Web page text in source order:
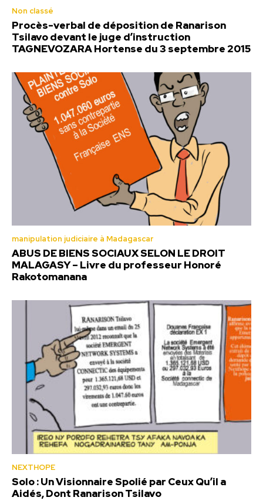
Non classé
Procès-verbal de déposition de Ranarison
Tsilavo devant le juge d’instruction
TAGNEVOZARA Hortense du 3 septembre 2015
manipulation judiciaire à Madagascar
ABUS DE BIENS SOCIAUX SELON LE DROIT
MALAGASY – Livre du professeur Honoré
Rakotomanana
NEXTHOPE
Solo : Un Visionnaire Spolié par Ceux Qu’il a
Aidés, Dont Ranarison Tsilavo